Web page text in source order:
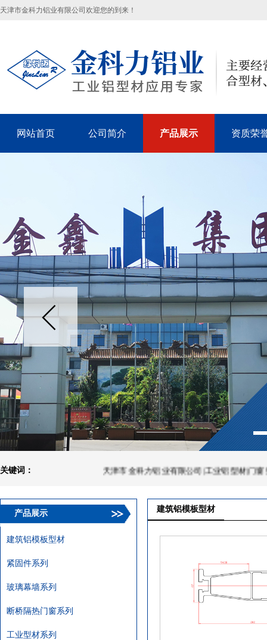
天津市金科力铝业有限公司欢迎您的到来！
网站首页 公司简介 产品展示 资质荣
关键词： 天津市金科力铝业有限公司|工业铝型材|门窗型材
产品展示
建筑铝模板型材
紧固件系列
玻璃幕墙系列
断桥隔热门窗系列
工业型材系列
建筑铝模板型材